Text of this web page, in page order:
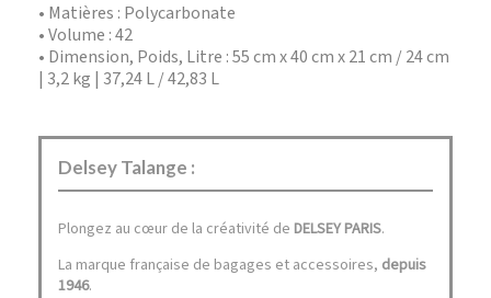
• Matières : Polycarbonate
• Volume : 42
• Dimension, Poids, Litre : 55 cm x 40 cm x 21 cm / 24 cm
| 3,2 kg | 37,24 L / 42,83 L
Delsey Talange :
Plongez au cœur de la créativité de DELSEY PARIS.
La marque française de bagages et accessoires, depuis
1946.